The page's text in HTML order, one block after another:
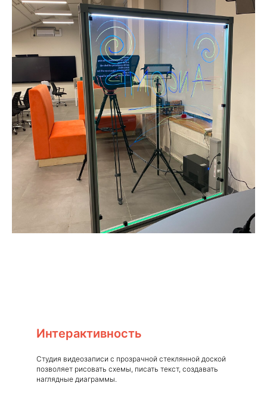
Интерактивность
Студия видеозаписи с прозрачной стеклянной доской
позволяет рисовать схемы, писать текст, создавать
наглядные диаграммы.